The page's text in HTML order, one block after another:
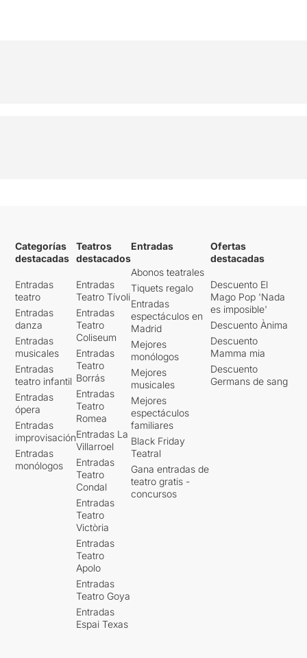
Categorías
destacadas
Entradas
teatro
Entradas
danza
Entradas
musicales
Entradas
teatro infantil
Entradas
ópera
Entradas
improvisación
Entradas
monólogos
Teatros
destacados
Entradas
Teatro Tívoli
Entradas
Teatro
Coliseum
Entradas
Teatro
Borrás
Entradas
Teatro
Romea
Entradas La
Villarroel
Entradas
Teatro
Condal
Entradas
Teatro
Victòria
Entradas
Teatro
Apolo
Entradas
Teatro Goya
Entradas
Espai Texas
Entradas
Abonos teatrales
Tiquets regalo
Entradas
espectáculos en
Madrid
Mejores
monólogos
Mejores
musicales
Mejores
espectáculos
familiares
Black Friday
Teatral
Gana entradas de
teatro gratis -
concursos
Ofertas
destacadas
Descuento El
Mago Pop 'Nada
es imposible'
Descuento Ànima
Descuento
Mamma mia
Descuento
Germans de sang